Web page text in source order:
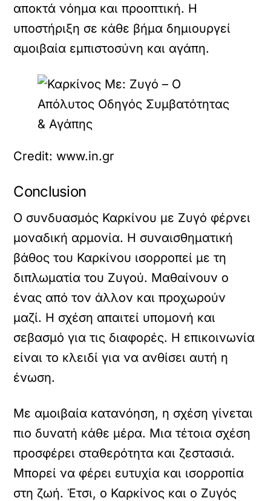
αποκτά νόημα και προοπτική. Η
υποστήριξη σε κάθε βήμα δημιουργεί
αμοιβαία εμπιστοσύνη και αγάπη.
Credit: www.in.gr
Conclusion
Ο συνδυασμός Καρκίνου με Ζυγό φέρνει
μοναδική αρμονία. Η συναισθηματική
βάθος του Καρκίνου ισορροπεί με τη
διπλωματία του Ζυγού. Μαθαίνουν ο
ένας από τον άλλον και προχωρούν
μαζί. Η σχέση απαιτεί υπομονή και
σεβασμό για τις διαφορές. Η επικοινωνία
είναι το κλειδί για να ανθίσει αυτή η
ένωση.
Με αμοιβαία κατανόηση, η σχέση γίνεται
πιο δυνατή κάθε μέρα. Μια τέτοια σχέση
προσφέρει σταθερότητα και ζεστασιά.
Μπορεί να φέρει ευτυχία και ισορροπία
στη ζωή. Έτσι, ο Καρκίνος και ο Ζυγός